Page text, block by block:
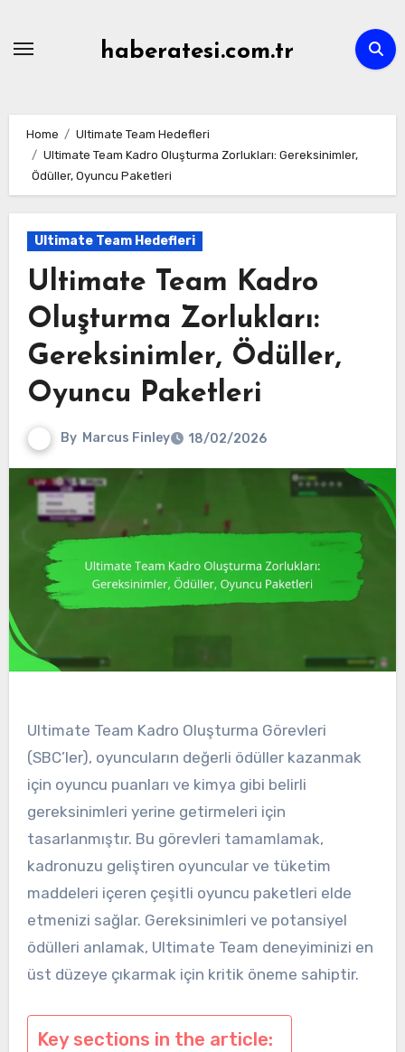
haberatesi.com.tr
Home
Ultimate Team Hedefleri
Ultimate Team Kadro Oluşturma Zorlukları: Gereksinimler,
Ödüller, Oyuncu Paketleri
Ultimate Team Hedefleri
Ultimate Team Kadro
Oluşturma Zorlukları:
Gereksinimler, Ödüller,
Oyuncu Paketleri
By Marcus Finley 18/02/2026
Ultimate Team Kadro Oluşturma Görevleri
(SBC’ler), oyuncuların değerli ödüller kazanmak
için oyuncu puanları ve kimya gibi belirli
gereksinimleri yerine getirmeleri için
tasarlanmıştır. Bu görevleri tamamlamak,
kadronuzu geliştiren oyuncular ve tüketim
maddeleri içeren çeşitli oyuncu paketleri elde
etmenizi sağlar. Gereksinimleri ve potansiyel
ödülleri anlamak, Ultimate Team deneyiminizi en
üst düzeye çıkarmak için kritik öneme sahiptir.
Key sections in the article: